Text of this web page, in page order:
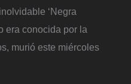
‘Negra
era conocida por la
murió este miércoles